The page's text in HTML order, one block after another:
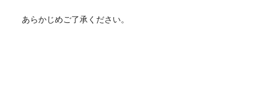
あらかじめご了承ください。